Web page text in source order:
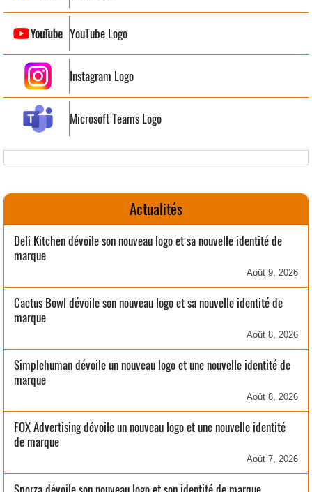
YouTube Logo
Instagram Logo
Microsoft Teams Logo
Actualités
Deli Kitchen dévoile son nouveau logo et sa nouvelle identité de
marque
Août 9, 2026
Cactus Bowl dévoile son nouveau logo et sa nouvelle identité de
marque
Août 8, 2026
Simplehuman dévoile un nouveau logo et une nouvelle identité de
marque
Août 8, 2026
FOX Advertising dévoile un nouveau logo et une nouvelle identité
de marque
Août 7, 2026